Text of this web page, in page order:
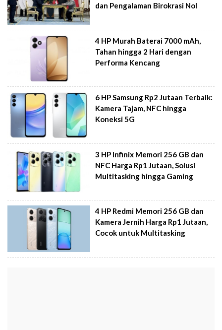
dan Pengalaman Birokrasi Nol
4 HP Murah Baterai 7000 mAh,
Tahan hingga 2 Hari dengan
Performa Kencang
6 HP Samsung Rp2 Jutaan Terbaik:
Kamera Tajam, NFC hingga
Koneksi 5G
3 HP Infinix Memori 256 GB dan
NFC Harga Rp1 Jutaan, Solusi
Multitasking hingga Gaming
4 HP Redmi Memori 256 GB dan
Kamera Jernih Harga Rp1 Jutaan,
Cocok untuk Multitasking